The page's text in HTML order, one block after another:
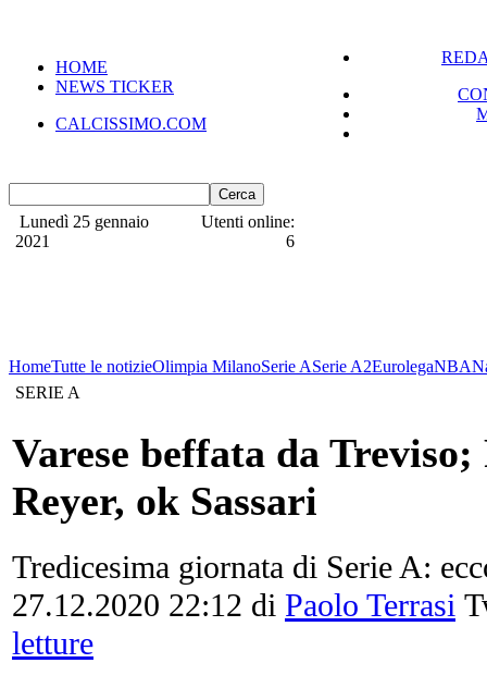
HOME
NEWS TICKER
CALCISSIMO.COM
Lunedì 25 gennaio
2021
Utenti online:
6
HomeTutte le notizieOlimpia MilanoSerie ASerie A2EurolegaNBA
SERIE A
Varese beffata da
Reyer, ok Sassari
Tredicesima giornata di Serie A:
27.12.2020 22:12 di Paolo Terrasi
letture